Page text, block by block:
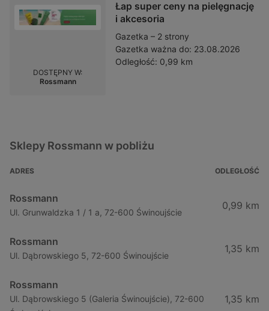
Łap super ceny na pielęgnację
i akcesoria
Gazetka – 2 strony
Gazetka ważna do: 23.08.2026
Odległość: 0,99 km
DOSTĘPNY W:
Rossmann
Sklepy Rossmann w pobliżu
ADRES ODLEGŁOŚĆ
Rossmann
Ul. Grunwaldzka 1 / 1 a, 72-600 Świnoujście
0,99 km
Rossmann
Ul. Dąbrowskiego 5, 72-600 Świnoujście
1,35 km
Rossmann
Ul. Dąbrowskiego 5 (Galeria Świnoujście), 72-600
1,35 km